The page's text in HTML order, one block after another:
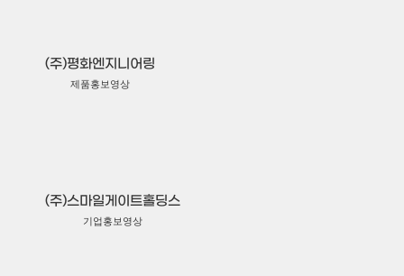
(주)평화엔지니어링
제품홍보영상
(주)스마일게이트홀딩스
기업홍보영상